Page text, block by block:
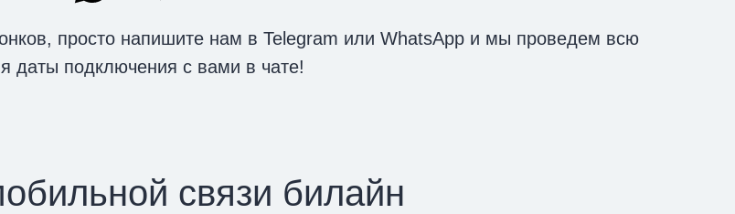
просто напишите нам в Telegram или WhatsApp и мы проведем всю
даты подключения с вами в чате!
связи билайн